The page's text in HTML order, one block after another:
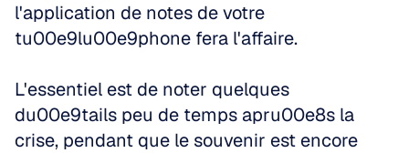
l'application de notes de votre
tu00e9lu00e9phone fera l'affaire.
L'essentiel est de noter quelques
du00e9tails peu de temps apru00e8s la
crise, pendant que le souvenir est encore